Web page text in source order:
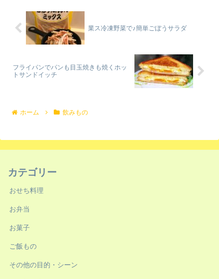
業ス冷凍野菜で♪簡単ごぼうサラダ
フライパンでパンも目玉焼きも焼くホッ
トサンドイッチ
ホーム 飲みもの
カテゴリー
おせち料理
お弁当
お菓子
ご飯もの
その他の目的・シーン